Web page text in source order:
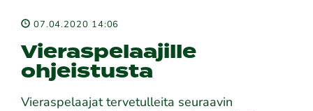
07.04.2020 14:06
Vieraspelaajille
ohjeistusta
Vieraspelaajat tervetulleita seuraavin